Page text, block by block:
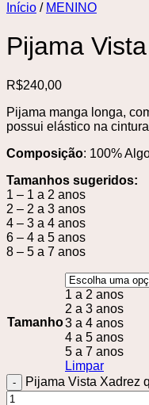
Início / MENINO
Pijama
R$240,00
Pijama manga longa,
possui elástico na
Composição: 100%
Tamanhos sugeridos:
1 – 1 a 2 anos
2 – 2 a 3 anos
4 – 3 a 4 anos
6 – 4 a 5 anos
8 – 5 a 7 anos
Tamanho
1 a 2 anos
2 a 3 anos
3 a 4 anos
4 a 5 anos
5 a 7 anos
Limpar
Pijama Vista Xadrez